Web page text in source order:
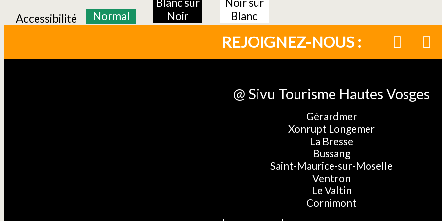
Accessibilité Normal
Blanc sur
Noir
Noir sur
Blanc
REJOIGNEZ-NOUS :
@ Sivu Tourisme Hautes Vosges
Gérardmer
Xonrupt Longemer
La Bresse
Bussang
Saint-Maurice-sur-Moselle
Ventron
Le Valtin
Cornimont